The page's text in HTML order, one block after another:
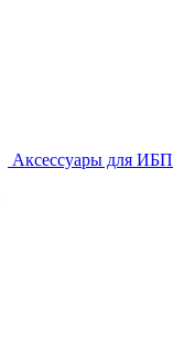
Аксессуары для ИБП